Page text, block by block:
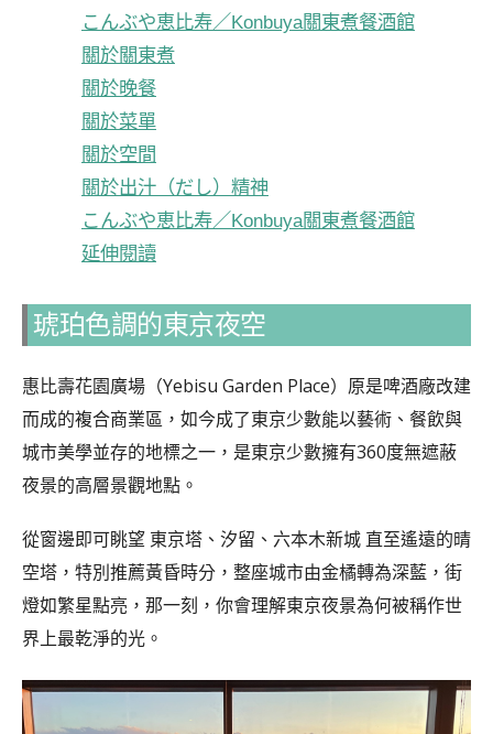
こんぶや恵比寿／Konbuya關東煮餐酒館
關於關東煮
關於晚餐
關於菜單
關於空間
關於出汁（だし）精神
こんぶや恵比寿／Konbuya關東煮餐酒館
延伸閱讀
琥珀色調的東京夜空
惠比壽花園廣場（Yebisu Garden Place）原是啤酒廠改建
而成的複合商業區，如今成了東京少數能以藝術、餐飲與
城市美學並存的地標之一，是東京少數擁有360度無遮蔽
夜景的高層景觀地點。
從窗邊即可眺望 東京塔、汐留、六本木新城 直至遙遠的晴
空塔，特別推薦黃昏時分，整座城市由金橘轉為深藍，街
燈如繁星點亮，那一刻，你會理解東京夜景為何被稱作世
界上最乾淨的光。